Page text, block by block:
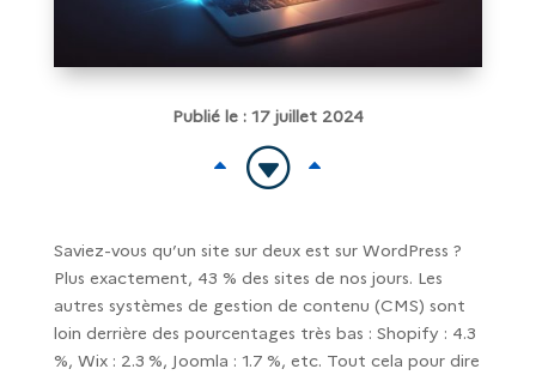
Publié le : 17 juillet 2024
B G B
Saviez-vous qu’un site sur deux est sur WordPress ?
Plus exactement, 43 % des sites de nos jours. Les
autres systèmes de gestion de contenu (CMS) sont
loin derrière des pourcentages très bas : Shopify : 4.3
%, Wix : 2.3 %, Joomla : 1.7 %, etc. Tout cela pour dire